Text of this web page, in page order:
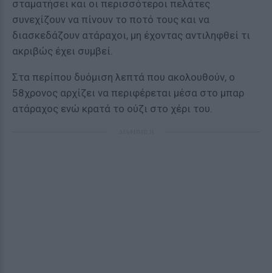
σταματήσει και οι περισσότεροι πελάτες
συνεχίζουν να πίνουν το ποτό τους και να
διασκεδάζουν ατάραχοι, μη έχοντας αντιληφθεί τι
ακριβώς έχει συμβεί.
Στα περίπου δυόμιση λεπτά που ακολουθούν, ο
58χρονος αρχίζει να περιφέρεται μέσα στο μπαρ
ατάραχος ενώ κρατά το ούζι στο χέρι του.